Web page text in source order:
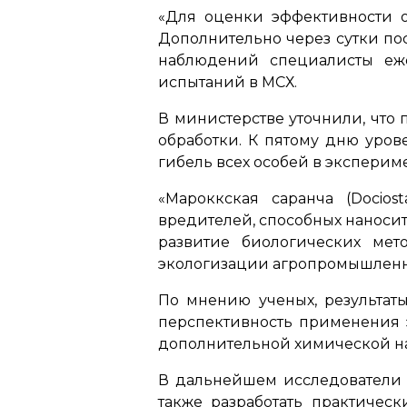
«Для оценки эффективности
Дополнительно через сутки
наблюдений специалисты
испытаний в МСХ.
В министерстве уточнили,
обработки. К пятому дню
гибель всех особей в
«Мароккская саранча
вредителей, способных
развитие биологических
экологизации
По мнению ученых,
перспективность применения
дополнительной химической
В дальнейшем исследователи
также разработать